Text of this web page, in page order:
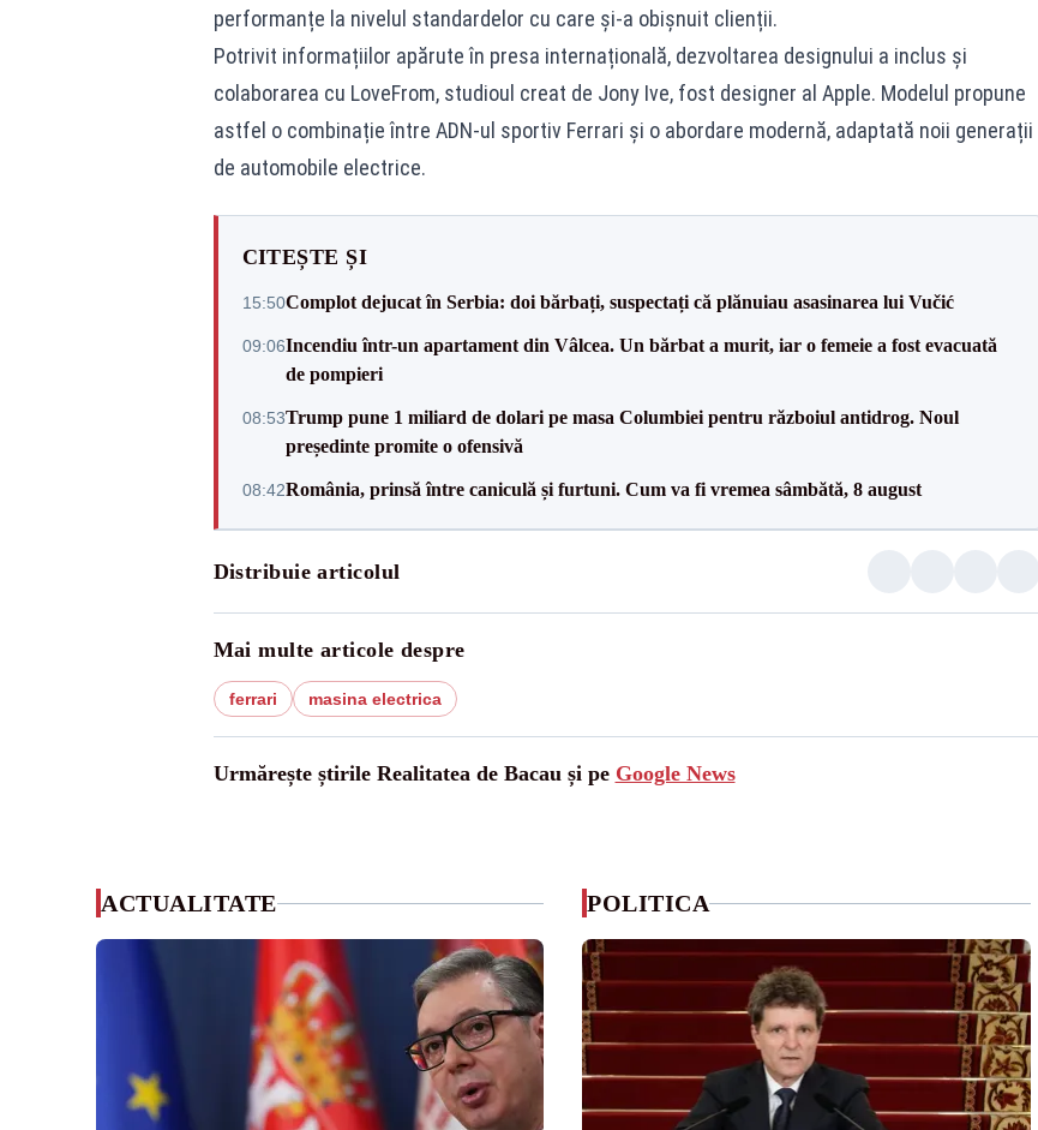
performanțe la nivelul standardelor cu care și-a obișnuit clienții.
Potrivit informațiilor apărute în presa internațională, dezvoltarea designului a inclus și
colaborarea cu LoveFrom, studioul creat de Jony Ive, fost designer al Apple. Modelul propune
astfel o combinație între ADN-ul sportiv Ferrari și o abordare modernă, adaptată noii generații
de automobile electrice.
CITEȘTE ȘI
15:50Complot dejucat în Serbia: doi bărbați, suspectați că plănuiau asasinarea lui Vučić
09:06Incendiu într-un apartament din Vâlcea. Un bărbat a murit, iar o femeie a fost evacuată
de pompieri
08:53Trump pune 1 miliard de dolari pe masa Columbiei pentru războiul antidrog. Noul
președinte promite o ofensivă
08:42România, prinsă între caniculă și furtuni. Cum va fi vremea sâmbătă, 8 august
Distribuie articolul
Mai multe articole despre
ferrari masina electrica
Urmărește știrile Realitatea de Bacau și pe Google News
ACTUALITATE POLITICA